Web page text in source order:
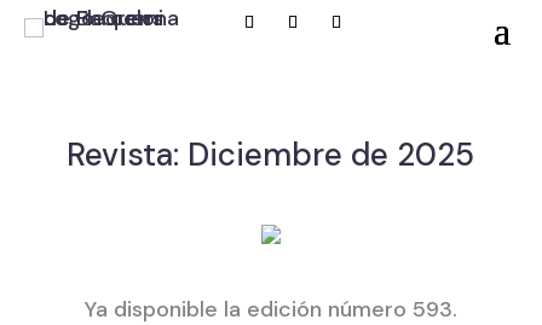
Revista: Diciembre de 2025
Ya disponible la edición número 593.